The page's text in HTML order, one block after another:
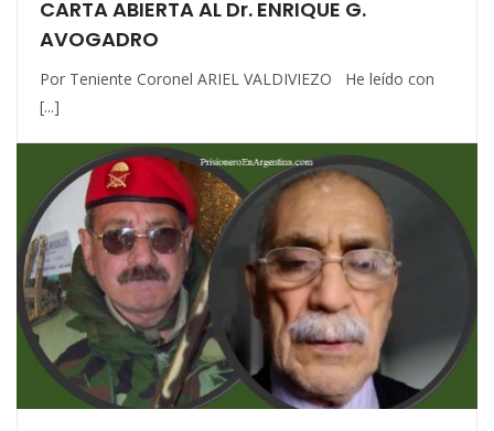
CARTA ABIERTA AL Dr. ENRIQUE G.
AVOGADRO
Por Teniente Coronel ARIEL VALDIVIEZO He leído con
[...]